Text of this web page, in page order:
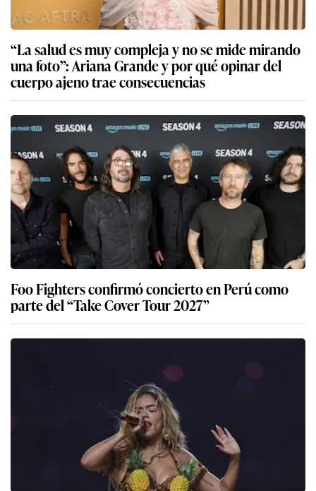
“La salud es muy compleja y no se mide mirando
una foto”: Ariana Grande y por qué opinar del
cuerpo ajeno trae consecuencias
Foo Fighters confirmó concierto en Perú como
parte del “Take Cover Tour 2027”